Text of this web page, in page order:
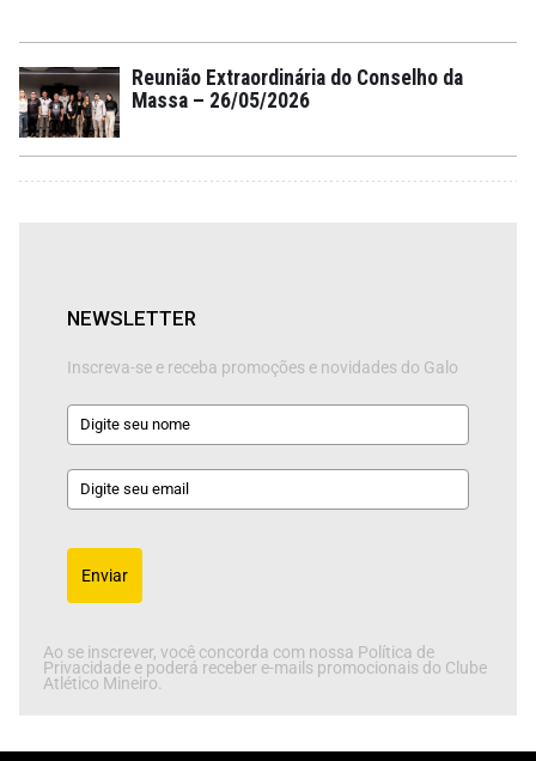
Reunião Extraordinária do Conselho da
Massa – 26/05/2026
NEWSLETTER
Inscreva-se e receba promoções e novidades do Galo
Enviar
Ao se inscrever, você concorda com nossa Política de
Privacidade e poderá receber e-mails promocionais do Clube
Atlético Mineiro.